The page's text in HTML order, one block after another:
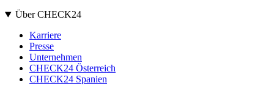
Über CHECK24
Karriere
Presse
Unternehmen
CHECK24 Österreich
CHECK24 Spanien